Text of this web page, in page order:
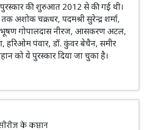
की शुरुआत 2012 से की गई थी।
अशोक चक्रधर, पदमश्री सुरेन्द्र शर्मा,
गोपालदास नीरज, आसकरण अटल,
हरिओम पंवार, डॉ. कुंवर बेचैन, समीर
को ये पुरस्कार दिया जा चुका है।
के कप्तान